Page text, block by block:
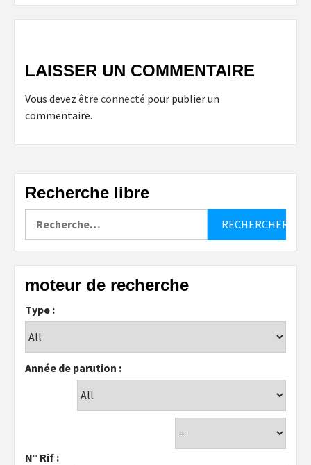
LAISSER UN COMMENTAIRE
Vous devez être connecté pour publier un
commentaire.
Recherche libre
moteur de recherche
Type :
Année de parution :
N° Rif :